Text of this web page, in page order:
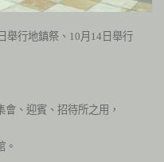
日舉行地鎮祭、 10月 14 日舉行
、迎賓、招待所之用，
。